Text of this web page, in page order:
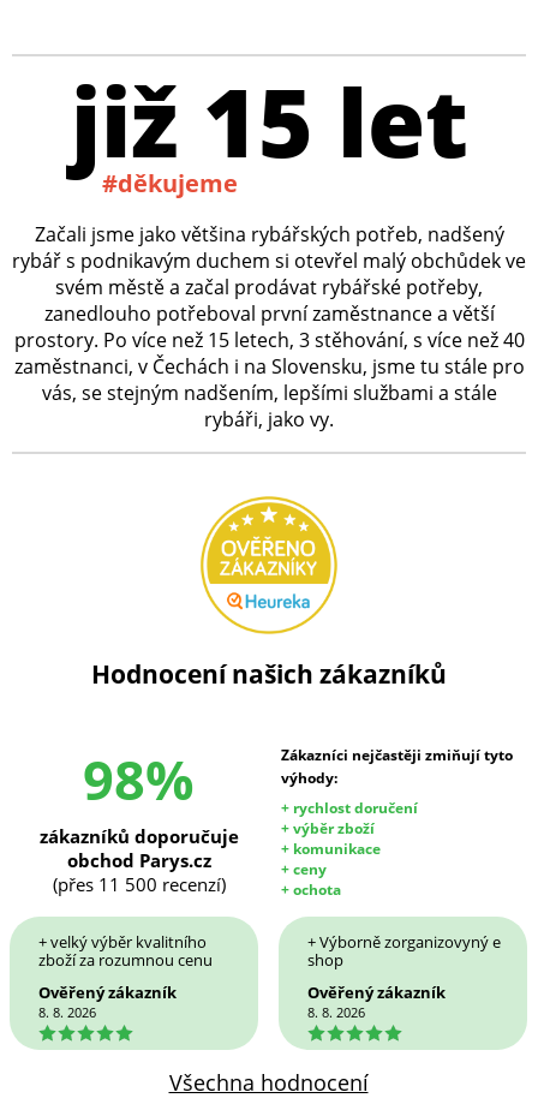
již 15 let
#děkujeme
Začali jsme jako většina rybářských potřeb, nadšený
rybář s podnikavým duchem si otevřel malý obchůdek ve
svém městě a začal prodávat rybářské potřeby,
zanedlouho potřeboval první zaměstnance a větší
prostory. Po více než 15 letech, 3 stěhování, s více než 40
zaměstnanci, v Čechách i na Slovensku, jsme tu stále pro
vás, se stejným nadšením, lepšími službami a stále
rybáři, jako vy.
Hodnocení našich zákazníků
98%
Zákazníci nejčastěji zmiňují tyto
výhody:
+ rychlost doručení
+ výběr zboží
+ komunikace
+ ceny
+ ochota
zákazníků doporučuje
obchod Parys.cz
(přes 11 500 recenzí)
+ velký výběr kvalitního
zboží za rozumnou cenu
Ověřený zákazník
8. 8. 2026
5
+ Výborně zorganizovyný e
shop
Ověřený zákazník
8. 8. 2026
5
Všechna hodnocení